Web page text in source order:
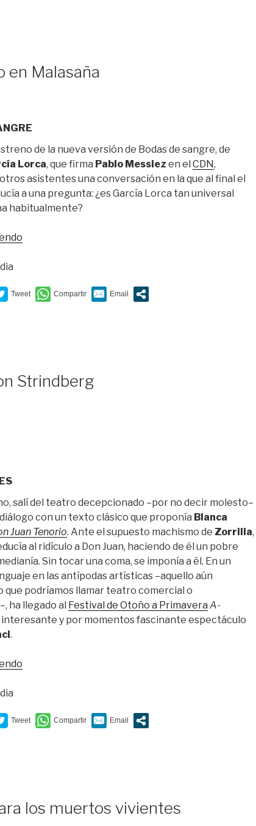
en Malasaña
de la nueva versión de Bodas de sangre, de
Lorca, que firma Pablo Messiez en el CDN,
asistentes una conversación en la que al final el
a una pregunta: ¿es García Lorca tan universal
habitualmente?
Strindberg
salí del teatro decepcionado –por no decir molesto–
con un texto clásico que proponía Blanca
Juan Tenorio. Ante el supuesto machismo de Zorrilla,
al ridículo a Don Juan, haciendo de él un pobre
Sin tocar una coma, se imponía a él. En un
en las antípodas artísticas –aquello aún
que podríamos llamar teatro comercial o
ha llegado al Festival de Otoño a Primavera A-
interesante y por momentos fascinante espectáculo
.
los muertos vivientes